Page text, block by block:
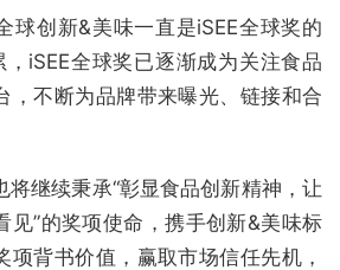
球创新&美味一直是iSEE全球奖的
iSEE全球奖已逐渐成为关注食品
，不断为品牌带来曝光、链接和合
将继续秉承“彰显食品创新精神，让
见”的奖项使命，携手创新&美味标
项背书价值，赢取市场信任先机，